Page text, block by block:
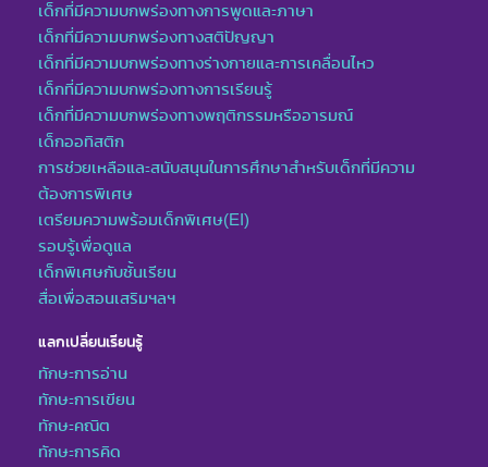
เด็กที่มีความบกพร่องทางการพูดและภาษา
เด็กที่มีความบกพร่องทางสติปัญญา
เด็กที่มีความบกพร่องทางร่างกายและการเคลื่อนไหว
เด็กที่มีความบกพร่องทางการเรียนรู้
เด็กที่มีความบกพร่องทางพฤติกรรมหรืออารมณ์
เด็กออทิสติก
การช่วยเหลือและสนับสนุนในการศึกษาสำหรับเด็กที่มีความ
ต้องการพิเศษ
เตรียมความพร้อมเด็กพิเศษ(EI)
รอบรู้เพื่อดูแล
เด็กพิเศษกับชั้นเรียน
สื่อเพื่อสอนเสริมฯลฯ
แลกเปลี่ยนเรียนรู้
ทักษะการอ่าน
ทักษะการเขียน
ทักษะคณิต
ทักษะการคิด